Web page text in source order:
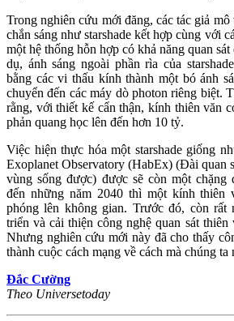
Trong nghiên cứu mới đăng, các tác giả mô
chắn sáng như starshade kết hợp cùng với
một hệ thống hỗn hợp có khả năng quan
dụ, ánh sáng ngoài phần rìa của
bằng các vi thấu kính thành một bó ánh
chuyển đến các máy dò photon riêng biệt.
rằng, với thiết kế cẩn thận, kính thiên văn
phản quang học lên đến hơn 10 tỷ.
Việc hiện thực hóa một starshade giống
Exoplanet Observatory (HabEx) (Đài quan
vùng sống được) được sẽ còn một chặng
đến những năm 2040 thì một kính thiên
phóng lên không gian. Trước đó, còn rất
triển và cải thiện công nghệ quan sát thiên
Nhưng nghiên cứu mới này đã cho thấy
thành cuộc cách mạng về cách mà chúng
Đắc Cường
Theo Universetoday